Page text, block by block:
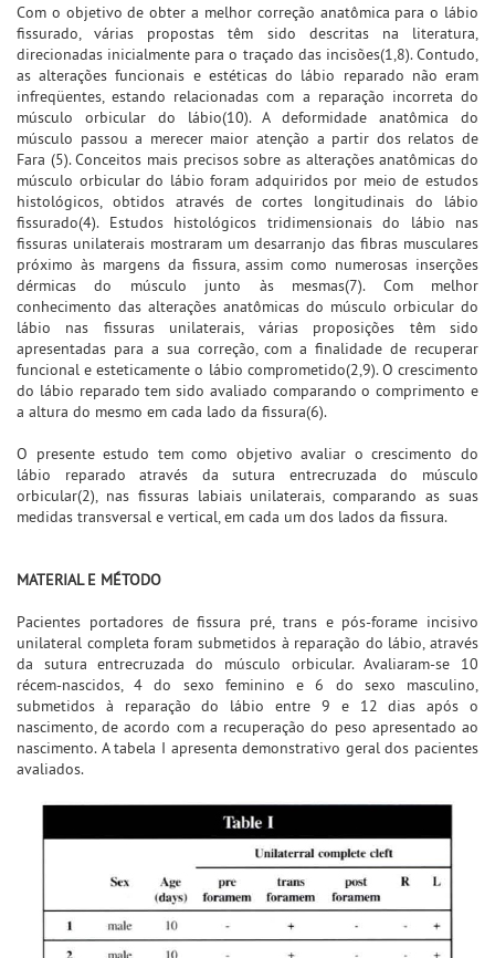
Com o objetivo de obter a melhor correção anatômica para o lábio
fissurado, várias propostas têm sido descritas na literatura,
direcionadas inicialmente para o traçado das incisões(1,8). Contudo,
as alterações funcionais e estéticas do lábio reparado não eram
infreqüentes, estando relacionadas com a reparação incorreta do
músculo orbicular do lábio(10). A deformidade anatômica do
músculo passou a merecer maior atenção a partir dos relatos de
Fara (5). Conceitos mais precisos sobre as alterações anatômicas do
músculo orbicular do lábio foram adquiridos por meio de estudos
histológicos, obtidos através de cortes longitudinais do lábio
fissurado(4). Estudos histológicos tridimensionais do lábio nas
fissuras unilaterais mostraram um desarranjo das fibras musculares
próximo às margens da fissura, assim como numerosas inserções
dérmicas do músculo junto às mesmas(7). Com melhor
conhecimento das alterações anatômicas do músculo orbicular do
lábio nas fissuras unilaterais, várias proposições têm sido
apresentadas para a sua correção, com a finalidade de recuperar
funcional e esteticamente o lábio comprometido(2,9). O crescimento
do lábio reparado tem sido avaliado comparando o comprimento e
a altura do mesmo em cada lado da fissura(6).
O presente estudo tem como objetivo avaliar o crescimento do
lábio reparado através da sutura entrecruzada do músculo
orbicular(2), nas fissuras labiais unilaterais, comparando as suas
medidas transversal e vertical, em cada um dos lados da fissura.
MATERIAL E MÉTODO
Pacientes portadores de fissura pré, trans e pós-forame incisivo
unilateral completa foram submetidos à reparação do lábio, através
da sutura entrecruzada do músculo orbicular. Avaliaram-se 10
récem-nascidos, 4 do sexo feminino e 6 do sexo masculino,
submetidos à reparação do lábio entre 9 e 12 dias após o
nascimento, de acordo com a recuperação do peso apresentado ao
nascimento. A tabela I apresenta demonstrativo geral dos pacientes
avaliados.